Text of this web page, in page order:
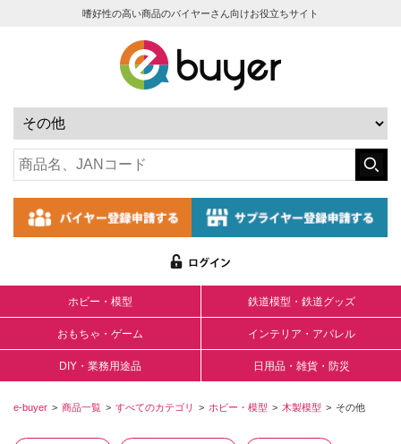
嗜好性の高い商品のバイヤーさん向けお役立ちサイト
ホビー・模型 鉄道模型・鉄道グッズ
おもちゃ・ゲーム インテリア・アパレル
DIY・業務用途品 日用品・雑貨・防災
e-buyer 商品一覧 すべてのカテゴリ ホビー・模型 木製模型 その他